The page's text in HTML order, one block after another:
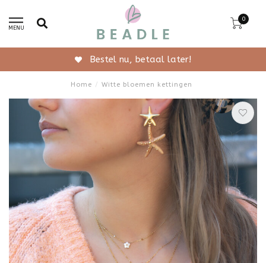
MENU
0
Gratis verzending vanaf 50,-
Home / Witte bloemen kettingen